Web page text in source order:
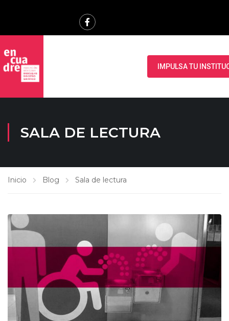
IMPULSA TU
SALA DE LECTURA
Inicio Blog Sala de lectura